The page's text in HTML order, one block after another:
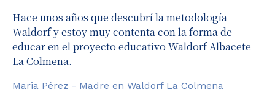
Hace unos años que descubrí la metodología
Waldorf y estoy muy contenta con la forma de
educar en el proyecto educativo Waldorf Albacete
La Colmena.
Maria Pérez - Madre en Waldorf La Colmena